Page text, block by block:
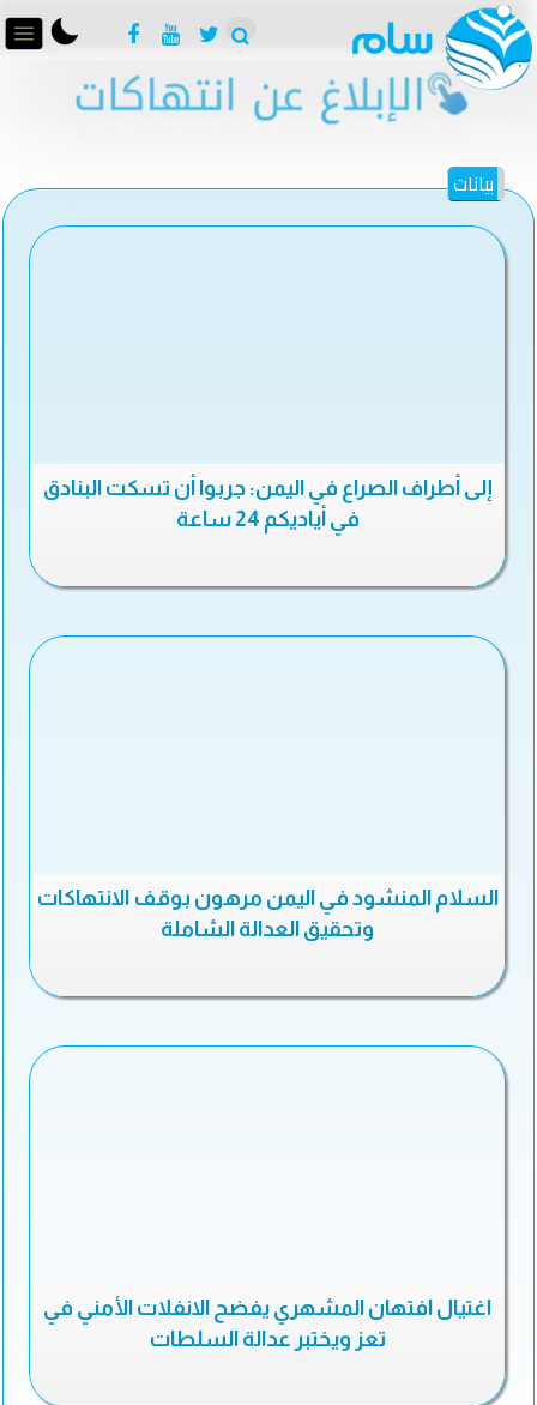
بيانات
إلى أطراف الصراع في اليمن: جربوا أن تسكت البنادق
في أياديكم 24 ساعة
السلام المنشود في اليمن مرهون بوقف الانتهاكات
وتحقيق العدالة الشاملة
اغتيال افتهان المشهري يفضح الانفلات الأمني في
تعز ويختبر عدالة السلطات